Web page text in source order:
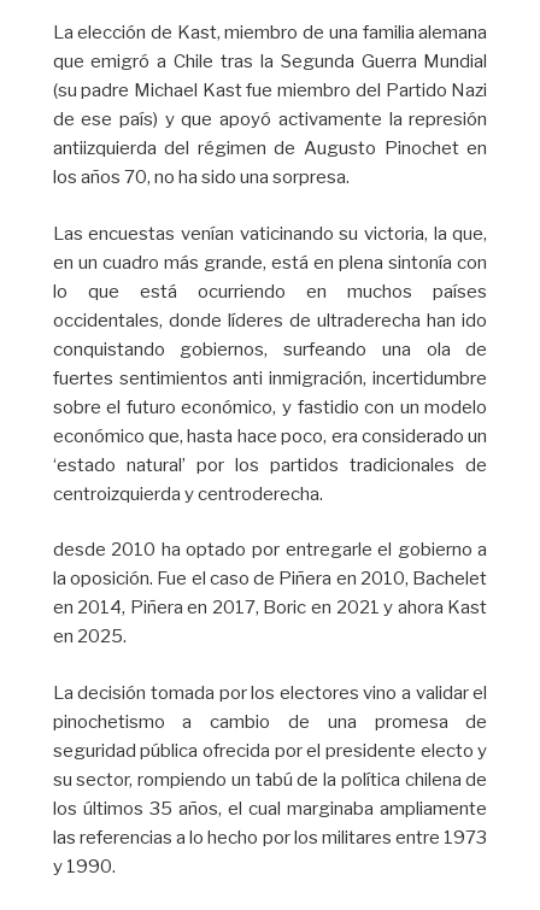
La elección de Kast, miembro de una familia alemana
que emigró a Chile tras la Segunda Guerra Mundial
(su padre Michael Kast fue miembro del Partido Nazi
de ese país) y que apoyó activamente la represión
antiizquierda del régimen de Augusto Pinochet en
los años 70, no ha sido una sorpresa.
Las encuestas venían vaticinando su victoria, la que,
en un cuadro más grande, está en plena sintonía con
lo que está ocurriendo en muchos países
occidentales, donde líderes de ultraderecha han ido
conquistando gobiernos, surfeando una ola de
fuertes sentimientos anti inmigración, incertidumbre
sobre el futuro económico, y fastidio con un modelo
económico que, hasta hace poco, era considerado un
‘estado natural’ por los partidos tradicionales de
centroizquierda y centroderecha.
desde 2010 ha optado por entregarle el gobierno a
la oposición. Fue el caso de Piñera en 2010, Bachelet
en 2014, Piñera en 2017, Boric en 2021 y ahora Kast
en 2025.
La decisión tomada por los electores vino a validar el
pinochetismo a cambio de una promesa de
seguridad pública ofrecida por el presidente electo y
su sector, rompiendo un tabú de la política chilena de
los últimos 35 años, el cual marginaba ampliamente
las referencias a lo hecho por los militares entre 1973
y 1990.